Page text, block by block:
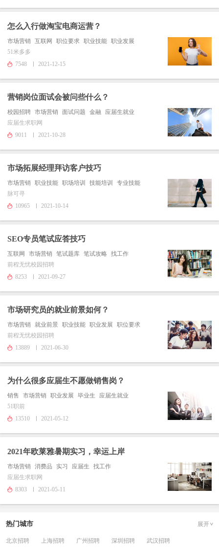
怎么入行做淘宝电商运营？
市场营销 互联网 职位要求 职业技能 职业发展
51米多多
7548
2021-12-15
营销岗位面试会被问些什么？
校园招聘 市场营销 面试问题 金融
应届生就业
应届生求职网
9011
2021-10-28
市场拓展经理拜访客户技巧
市场营销 职业技能 职场培训 技能培训
专业技能
脉可寻
10965
2021-10-14
SEO专员笔试应答技巧
互联网 市场营销 笔试题库 笔试攻略 找工作
前程无忧校园招聘
8253
2021-09-27
市场研究员的就业前景如何？
市场营销 就业前景 职业技能 职业发展
职位要求
前程无忧校园招聘
13889
2021-06-30
为什么很多应届生不愿做销售岗？
销售 市场营销 职业发展 毕业生
应届生就业
51职前
13510
2021-05-12
2021年欧莱雅暑期实习，幸运上岸
市场营销 消费品 实习 应届生
找工作
应届生求职网
8303
2021-05-11
热门城市 展开
北京招聘 上海招聘 广州招聘 深圳招聘 武汉招聘